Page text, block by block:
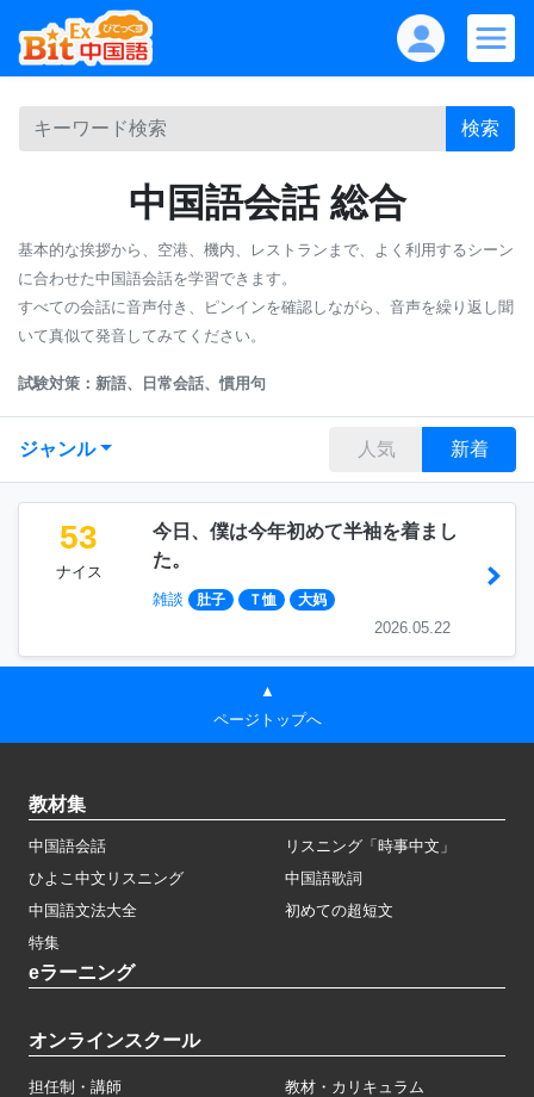
検索
中国語会話 総合
基本的な挨拶から、空港、機内、レストランまで、よく利用するシーン
に合わせた中国語会話を学習できます。
すべての会話に音声付き、ピンインを確認しながら、音声を繰り返し聞
いて真似て発音してみてください。
試験対策：新語、日常会話、慣用句
ジャンル 人気 新着
53
ナイス
今日、僕は今年初めて半袖を着まし
た。
雑談 肚子 Ｔ恤 大妈
2026.05.22
▲
ページトップへ
教材集
中国語会話
リスニング「時事中文」
ひよこ中文リスニング
中国語歌詞
中国語文法大全
初めての超短文
特集
eラーニング
オンラインスクール
担任制・講師 教材・カリキュラム